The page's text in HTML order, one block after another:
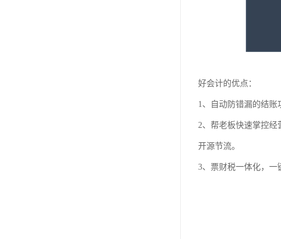
好会计的优点：
1、自动防错漏的结账
2、帮老板快速掌控经
开源节流。
3、票财税一体化，一